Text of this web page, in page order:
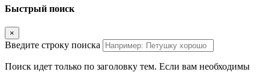
Быстрый поиск
×
Введите строку поиска
Поиск идет только по заголовку тем. Если вам необходимы